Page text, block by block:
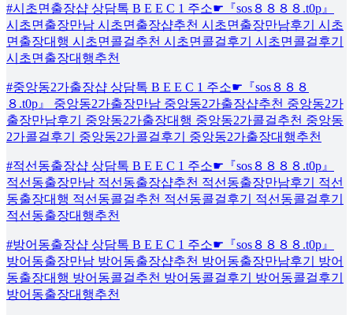
#시초면출장샵 상담톡 B E E C 1 주소☛『sos８８８８.t0p』
시초면출장만남 시초면출장샵추천 시초면출장만남후기 시초
면출장대행 시초면콜걸추천 시초면콜걸후기 시초면콜걸후기
시초면출장대행추천
#중앙동2가출장샵 상담톡 B E E C 1 주소☛『sos８８８
８.t0p』 중앙동2가출장만남 중앙동2가출장샵추천 중앙동2가
출장만남후기 중앙동2가출장대행 중앙동2가콜걸추천 중앙동
2가콜걸후기 중앙동2가콜걸후기 중앙동2가출장대행추천
#적선동출장샵 상담톡 B E E C 1 주소☛『sos８８８８.t0p』
적선동출장만남 적선동출장샵추천 적선동출장만남후기 적선
동출장대행 적선동콜걸추천 적선동콜걸후기 적선동콜걸후기
적선동출장대행추천
#방어동출장샵 상담톡 B E E C 1 주소☛『sos８８８８.t0p』
방어동출장만남 방어동출장샵추천 방어동출장만남후기 방어
동출장대행 방어동콜걸추천 방어동콜걸후기 방어동콜걸후기
방어동출장대행추천